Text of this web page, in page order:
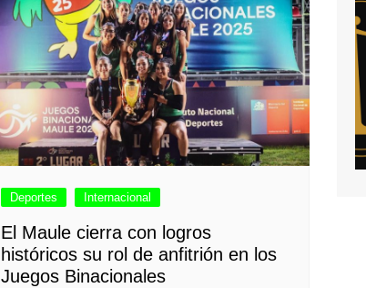
Deportes Internacional
El Maule cierra con logros
históricos su rol de anfitrión en los
Juegos Binacionales